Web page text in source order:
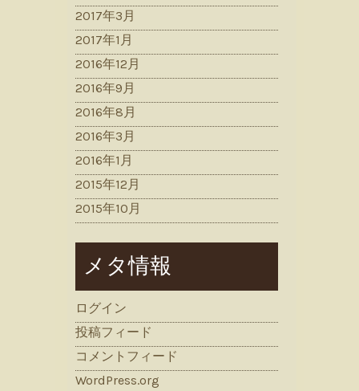
2017年3月
2017年1月
2016年12月
2016年9月
2016年8月
2016年3月
2016年1月
2015年12月
2015年10月
メタ情報
ログイン
投稿フィード
コメントフィード
WordPress.org